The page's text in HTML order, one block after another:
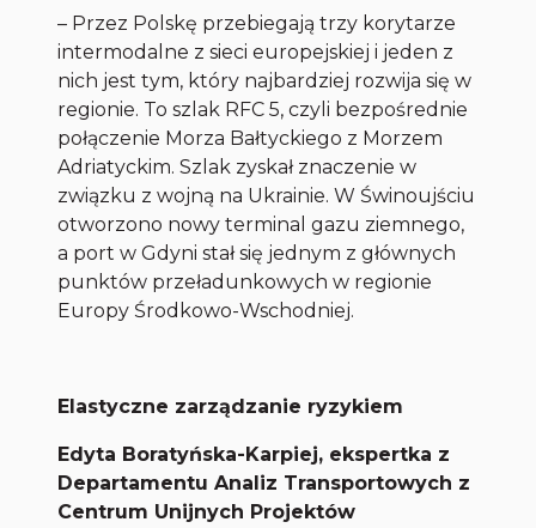
– Przez Polskę przebiegają trzy korytarze
intermodalne z sieci europejskiej i jeden z
nich jest tym, który najbardziej rozwija się w
regionie. To szlak RFC 5, czyli bezpośrednie
połączenie Morza Bałtyckiego z Morzem
Adriatyckim. Szlak zyskał znaczenie w
związku z wojną na Ukrainie. W Świnoujściu
otworzono nowy terminal gazu ziemnego,
a port w Gdyni stał się jednym z głównych
punktów przeładunkowych w regionie
Europy Środkowo-Wschodniej.
Elastyczne zarządzanie ryzykiem
Edyta Boratyńska-Karpiej, ekspertka z
Departamentu Analiz Transportowych z
Centrum Unijnych Projektów